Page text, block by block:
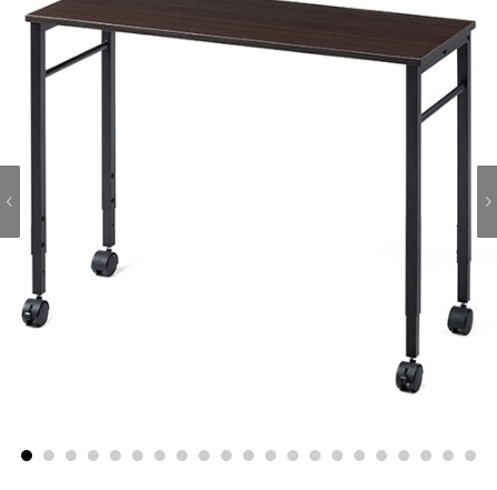
10 11 12 13 14 15 16 17 18 19 20